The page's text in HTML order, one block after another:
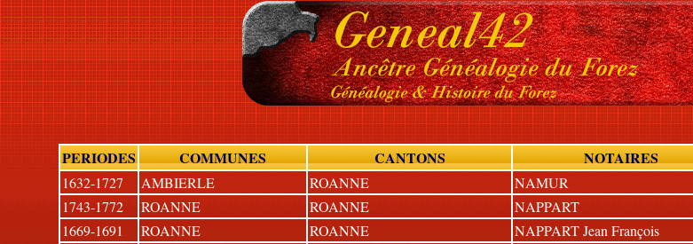
PERIODES COMMUNES CANTONS NOTAIRES
1632-1727 AMBIERLE ROANNE NAMUR
1743-1772
ROANNE ROANNE NAPPART
1669-1691
ROANNE ROANNE NAPPART Jean François